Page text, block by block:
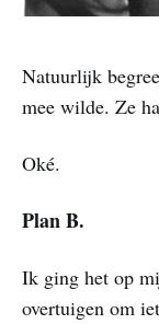
Natuurlijk
mee wilde. Ze
Oké.
Plan B.
Ik ging het op
overtuigen om